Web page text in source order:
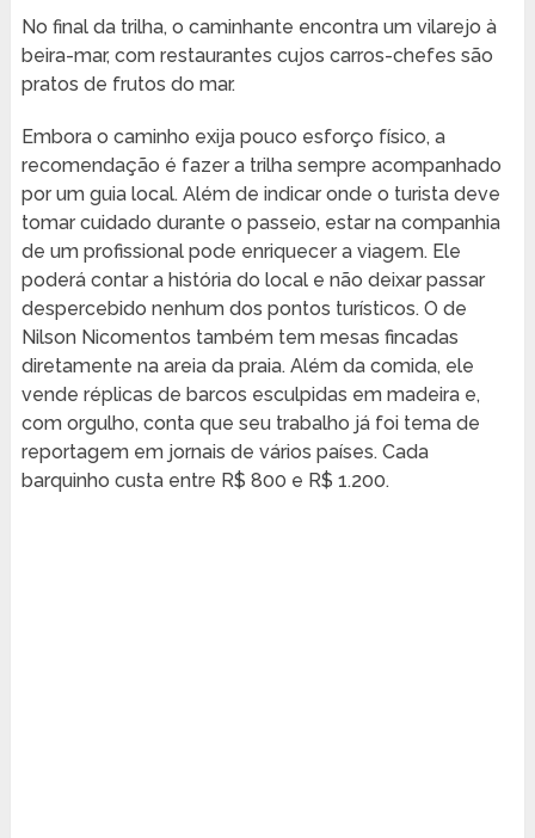
No final da trilha, o caminhante encontra um vilarejo à
beira-mar, com restaurantes cujos carros-chefes são
pratos de frutos do mar.
Embora o caminho exija pouco esforço físico, a
recomendação é fazer a trilha sempre acompanhado
por um guia local. Além de indicar onde o turista deve
tomar cuidado durante o passeio, estar na companhia
de um profissional pode enriquecer a viagem. Ele
poderá contar a história do local e não deixar passar
despercebido nenhum dos pontos turísticos. O de
Nilson Nicomentos também tem mesas fincadas
diretamente na areia da praia. Além da comida, ele
vende réplicas de barcos esculpidas em madeira e,
com orgulho, conta que seu trabalho já foi tema de
reportagem em jornais de vários países. Cada
barquinho custa entre R$ 800 e R$ 1.200.